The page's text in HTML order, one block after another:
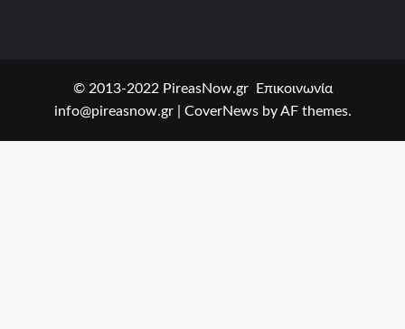
© 2013-2022 PireasNow.gr Επικοινωνία
info@pireasnow.gr
CoverNewsby AF themes.